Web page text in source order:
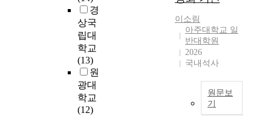
경
상국
립대
학교
(13)
원
광대
학교
(12)
이소림
아주대학교 일
반대학원
2026
국내석사
원문보
기